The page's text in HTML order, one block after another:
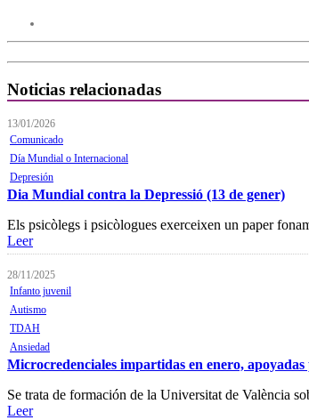
Noticias relacionadas
13/01/2026
Comunicado
Día Mundial o Internacional
Depresión
Dia Mundial contra la Depressió (13 de gener)
Els psicòlegs i psicòlogues exerceixen un paper
Leer
28/11/2025
Infanto juvenil
Autismo
TDAH
Ansiedad
Microcredenciales impartidas en enero,
Se trata de formación de la Universitat de València
Leer